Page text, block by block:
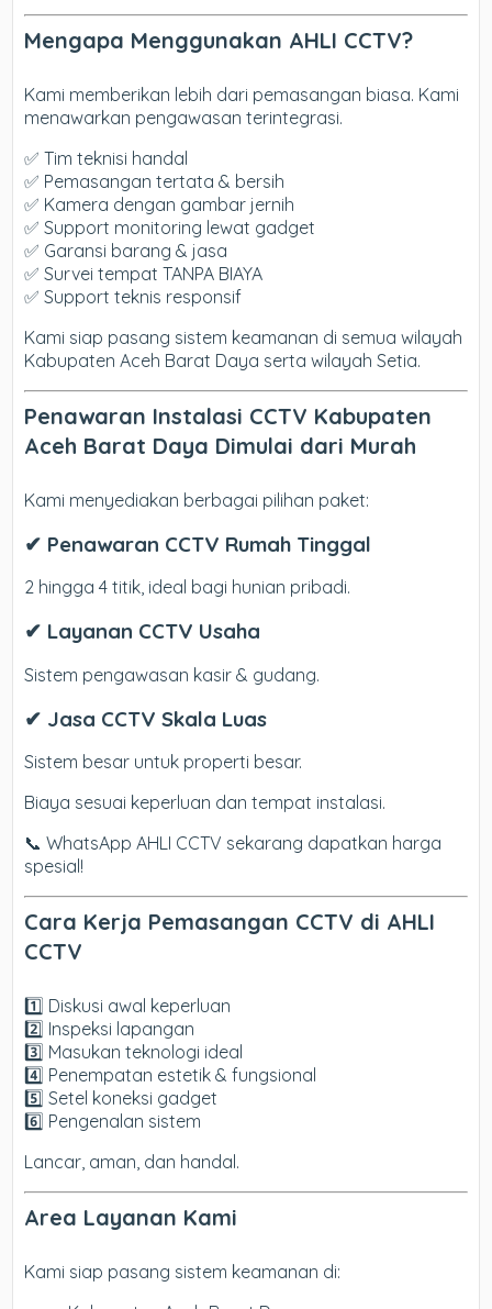
Mengapa Menggunakan AHLI CCTV?
Kami memberikan lebih dari pemasangan biasa. Kami
menawarkan pengawasan terintegrasi.
✅ Tim teknisi handal
✅ Pemasangan tertata & bersih
✅ Kamera dengan gambar jernih
✅ Support monitoring lewat gadget
✅ Garansi barang & jasa
✅ Survei tempat TANPA BIAYA
✅ Support teknis responsif
Kami siap pasang sistem keamanan di semua wilayah
Kabupaten Aceh Barat Daya serta wilayah Setia.
Penawaran Instalasi CCTV Kabupaten
Aceh Barat Daya Dimulai dari Murah
Kami menyediakan berbagai pilihan paket:
✔ Penawaran CCTV Rumah Tinggal
2 hingga 4 titik, ideal bagi hunian pribadi.
✔ Layanan CCTV Usaha
Sistem pengawasan kasir & gudang.
✔ Jasa CCTV Skala Luas
Sistem besar untuk properti besar.
Biaya sesuai keperluan dan tempat instalasi.
📞 WhatsApp AHLI CCTV sekarang dapatkan harga
spesial!
Cara Kerja Pemasangan CCTV di AHLI
CCTV
1️⃣ Diskusi awal keperluan
2️⃣ Inspeksi lapangan
3️⃣ Masukan teknologi ideal
4️⃣ Penempatan estetik & fungsional
5️⃣ Setel koneksi gadget
6️⃣ Pengenalan sistem
Lancar, aman, dan handal.
Area Layanan Kami
Kami siap pasang sistem keamanan di: